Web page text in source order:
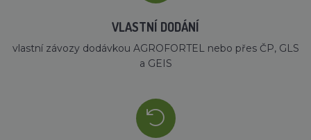
VLASTNÍ DODÁNÍ
vlastní závozy dodávkou AGROFORTEL nebo přes ČP, GLS
a GEIS